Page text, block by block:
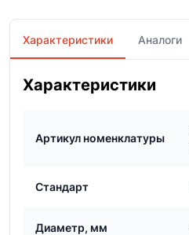
Характеристики Аналоги
Характеристики
Артикул номенклатуры
Стандарт
Диаметр, мм